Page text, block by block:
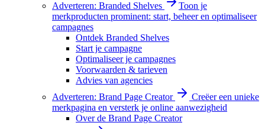
Adverteren: Branded Shelves
Toon je
merkproducten prominent: start, beheer en optimaliseer
campagnes
Ontdek Branded Shelves
Start je campagne
Optimaliseer je campagnes
Voorwaarden & tarieven
Advies van agencies
Adverteren: Brand Page Creator
Creëer een unieke
merkpagina en versterk je online aanwezigheid
Over de Brand Page Creator